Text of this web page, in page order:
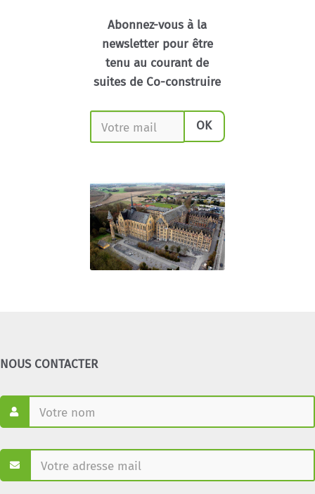
Abonnez-vous à la
newsletter pour être
tenu au courant de
suites de Co-construire
NOUS CONTACTER